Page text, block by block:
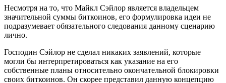
Несмотря на то, что Майкл Сэйлор является владельцем
значительной суммы биткоинов, его формулировка идеи не
подразумевает обязательного следования данному сценарию
лично.
Господин Сэйлор не сделал никаких заявлений, которые
могли бы интерпретироваться как указание на его
собственные планы относительно окончательной блокировки
своих биткоинов. Он скорее представил данную концепцию